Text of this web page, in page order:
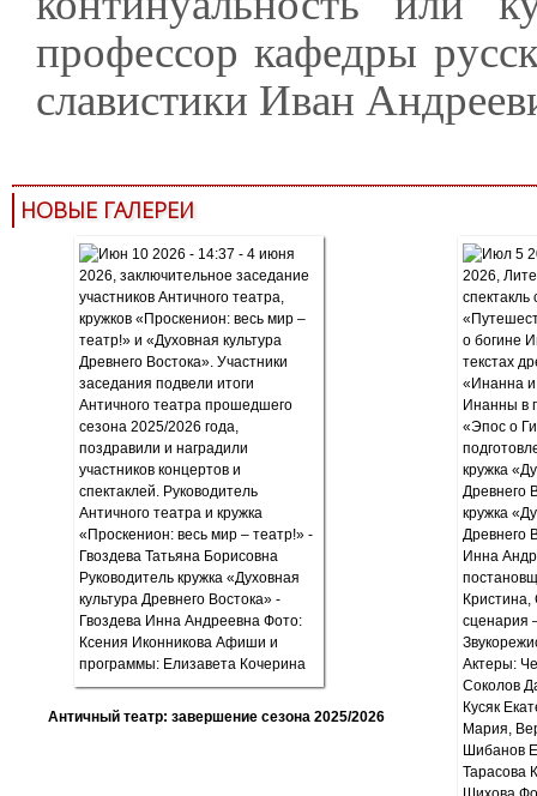
профессор кафедры
славистики Иван
НОВЫЕ ГАЛЕРЕИ
Античный театр: завершение сезона 2025/2026